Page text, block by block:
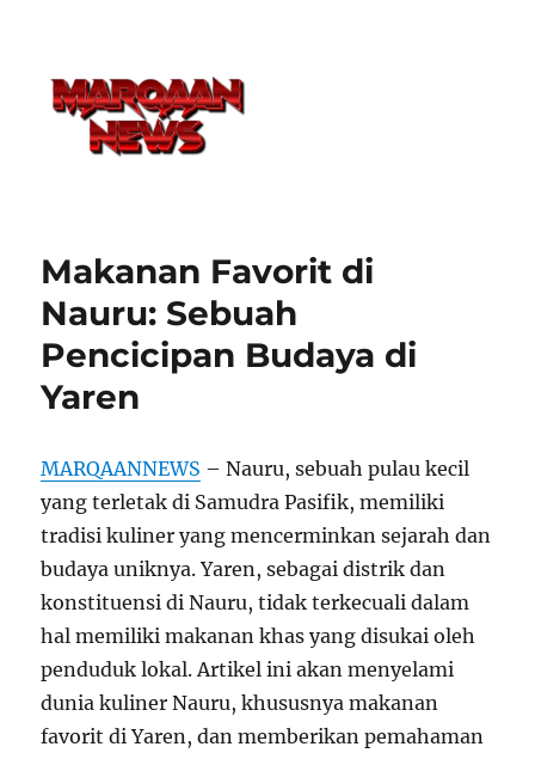
Makanan Favorit di
Nauru: Sebuah
Pencicipan Budaya di
Yaren
MARQAANNEWS – Nauru, sebuah pulau kecil
yang terletak di Samudra Pasifik, memiliki
tradisi kuliner yang mencerminkan sejarah dan
budaya uniknya. Yaren, sebagai distrik dan
konstituensi di Nauru, tidak terkecuali dalam
hal memiliki makanan khas yang disukai oleh
penduduk lokal. Artikel ini akan menyelami
dunia kuliner Nauru, khususnya makanan
favorit di Yaren, dan memberikan pemahaman